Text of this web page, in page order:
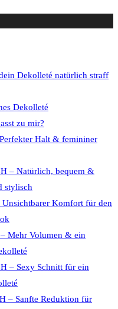
Dekolleté natürlich straff
Dekolleté
zu mir?
Halt & femininer
– Natürlich, bequem &
stylisch
Komfort für den
Mehr Volumen & ein
– Sexy Schnitt für ein
– Sanfte Reduktion für